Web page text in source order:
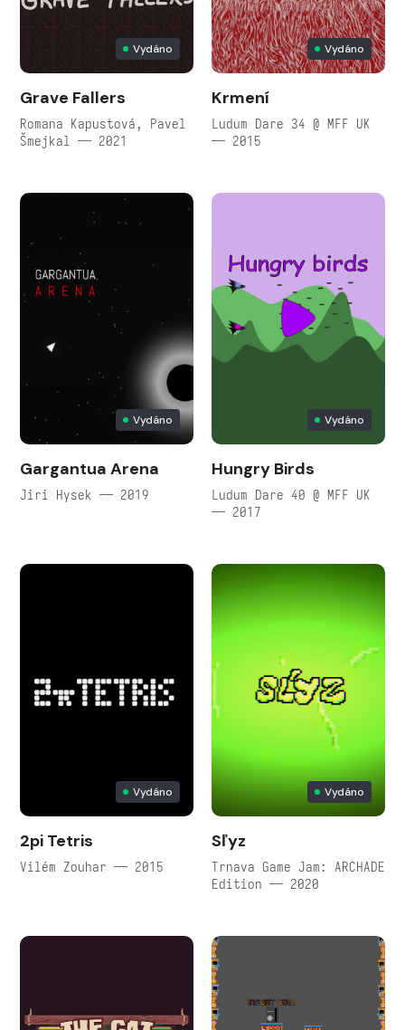
Vydáno
Grave Fallers
Romana Kapustová, Pavel
Šmejkal — 2021
Vydáno
Krmení
Ludum Dare 34 @ MFF UK
— 2015
Vydáno
Gargantua Arena
Jiri Hysek — 2019
Vydáno
Hungry Birds
Ludum Dare 40 @ MFF UK
— 2017
Vydáno
2pi Tetris
Vilém Zouhar — 2015
Vydáno
Sľyz
Trnava Game Jam: ARCHADE
Edition — 2020